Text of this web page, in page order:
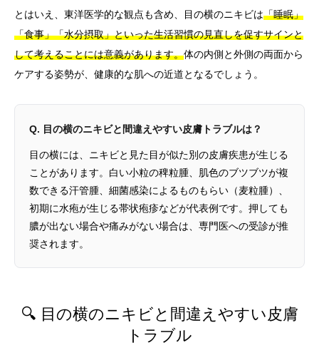
とはいえ、東洋医学的な観点も含め、目の横のニキビは「睡眠」
「食事」「水分摂取」といった生活習慣の見直しを促すサインと
して考えることには意義があります。体の内側と外側の両面から
ケアする姿勢が、健康的な肌への近道となるでしょう。
Q. 目の横のニキビと間違えやすい皮膚トラブルは？
目の横には、ニキビと見た目が似た別の皮膚疾患が生じる
ことがあります。白い小粒の稗粒腫、肌色のブツブツが複
数できる汗管腫、細菌感染によるものもらい（麦粒腫）、
初期に水疱が生じる帯状疱疹などが代表例です。押しても
膿が出ない場合や痛みがない場合は、専門医への受診が推
奨されます。
🔍 目の横のニキビと間違えやすい皮膚
トラブル